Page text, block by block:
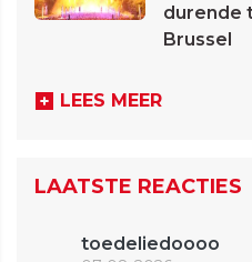
durende
Brussel
LEES MEER
LAATSTE REACTIES
toedeliedoooo